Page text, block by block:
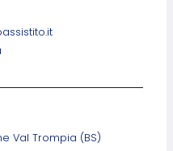
Val Trompia (BS)